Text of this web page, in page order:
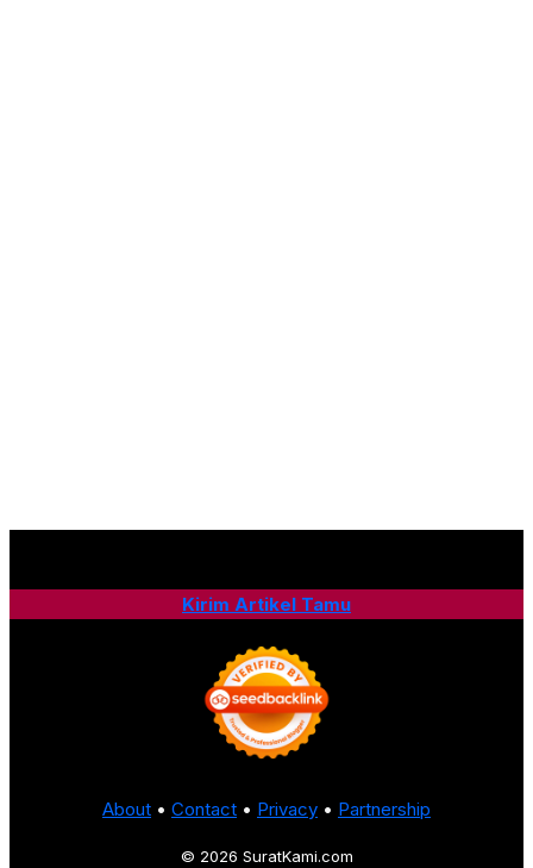
Kirim Artikel Tamu
About • Contact • Privacy • Partnership
© 2026 SuratKami.com